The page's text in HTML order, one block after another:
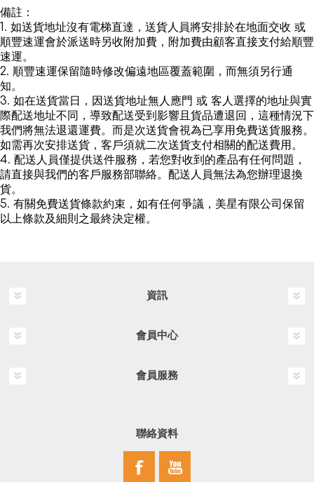
備註：
1. 如送貨地址沒有電梯直達，送貨人員將安排於在地面交收 或
順豐速運會於派送時另收附加費，附加費由顧客直接支付給順豐
速運。
2. 順豐速運保留隨時修改偏遠地區覆蓋範圍，而無須另行通
知。
3. 如在送貨當日，因送貨地址無人應門 或 客人選擇的地址與實
際配送地址不同，導致配送受到影響且貨品遭退回，這種情況下
我們將無法退還運費。而是次送貨會視為已享用免費送貨服務。
如需再次安排送貨，客戶須就二次送貨支付相關的配送費用。
4. 配送人員僅提供送件服務，若您對收到的產品有任何問題，
請直接與我們的客戶服務部聯絡。配送人員無法為您辦理退換
貨。
5. 有關免費送貨條款約束，如有任何爭議，美星有限公司保留
以上條款及細則之最終決定權。
資訊
會員中心
會員服務
聯絡資料